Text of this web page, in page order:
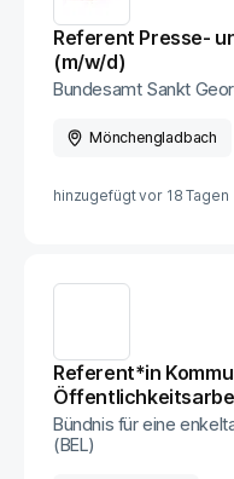
Referent Presse-
(m/w/d)
Bundesamt Sankt
Mönchengladbach
hinzugefügt vor 18 Tagen
Referent*in
Bündnis für eine
(BEL)